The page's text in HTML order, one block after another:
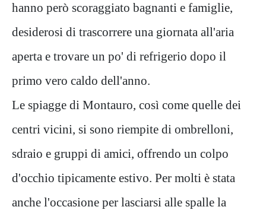
hanno però scoraggiato bagnanti e famiglie,
desiderosi di trascorrere una giornata all'aria
aperta e trovare un po' di refrigerio dopo il
primo vero caldo dell'anno.
Le spiagge di Montauro, così come quelle dei
centri vicini, si sono riempite di ombrelloni,
sdraio e gruppi di amici, offrendo un colpo
d'occhio tipicamente estivo. Per molti è stata
anche l'occasione per lasciarsi alle spalle la